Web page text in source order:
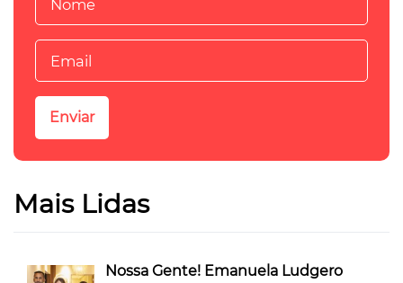
Mais Lidas
Nossa Gente! Emanuela Ludgero